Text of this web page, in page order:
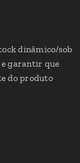
dinâmico/sob
garantir que
do produto